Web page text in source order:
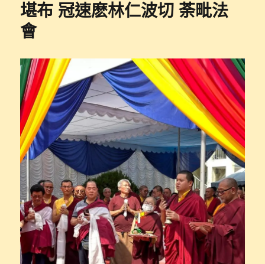
堪布 冠速麽林仁波切 荼毗法
會